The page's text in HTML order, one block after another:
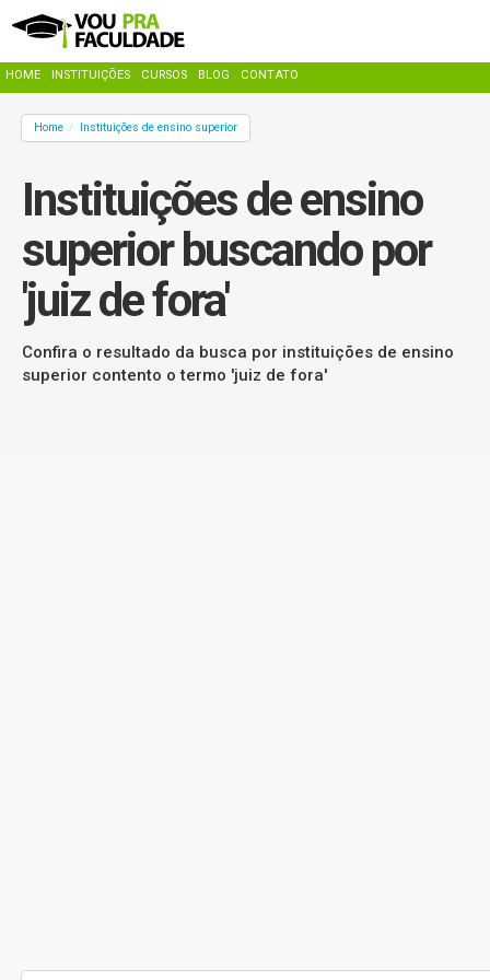
HOME INSTITUIÇÕES CURSOS BLOG CONTATO
Home / Instituições de ensino superior
Instituições de ensino
superior buscando por
'juiz de fora'
Confira o resultado da busca por instituições de ensino
superior contento o termo 'juiz de fora'